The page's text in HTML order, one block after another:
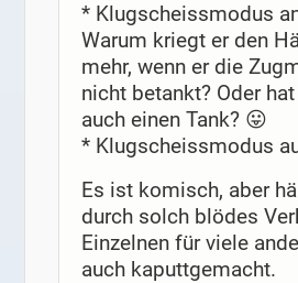
* Klugscheissmodus
Warum kriegt er den
mehr, wenn er die
nicht betankt? Oder
auch einen Tank? 😛
* Klugscheissmodus
Es ist komisch, aber
durch solch blödes
Einzelnen für viele
auch kaputtgemacht.